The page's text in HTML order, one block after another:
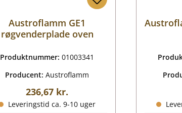
Austroflamm GE1
røgvenderplade oven
Produktnummer:01003341
Producent:Austroflamm
Almindelig pris:
236,67 kr.
Leveringstid ca. 9-10 uger